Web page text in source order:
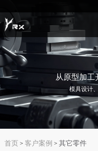
从原型加工
模具设计
首页 > 客户案例 > 其它零件